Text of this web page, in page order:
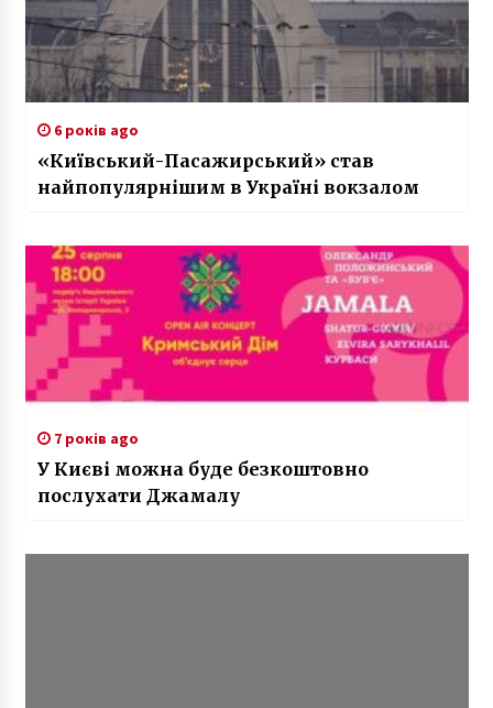
6 років ago
«Київський-Пасажирський» став
найпопулярнішим в Україні вокзалом
7 років ago
У Києві можна буде безкоштовно
послухати Джамалу